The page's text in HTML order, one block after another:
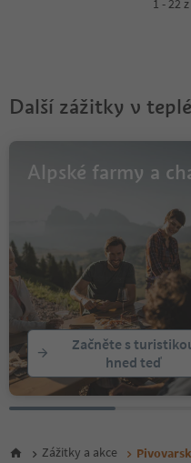
1 - 22
Další zážitky v
Alpské farmy a
Začněte s
hned teď
Zážitky a akce